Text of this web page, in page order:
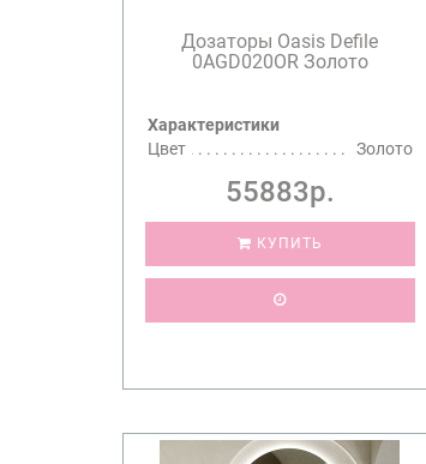
Дозаторы Oasis Defile
0AGD020OR Золото
Характеристики
Цвет
Золото
55883р.
КУПИТЬ